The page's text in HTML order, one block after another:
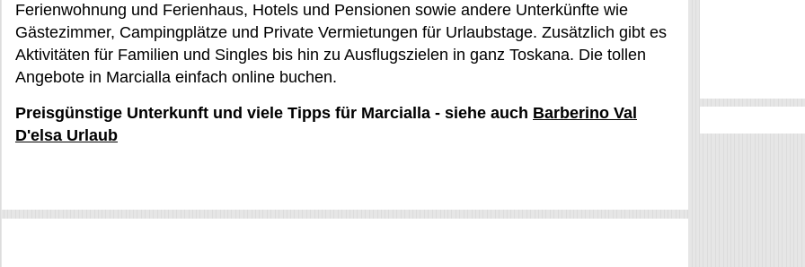
Ferienwohnung und Ferienhaus, Hotels und Pensionen sowie andere Unterkünfte wie
Gästezimmer, Campingplätze und Private Vermietungen für Urlaubstage. Zusätzlich gibt es
Aktivitäten für Familien und Singles bis hin zu Ausflugszielen in ganz Toskana. Die tollen
Angebote in Marcialla einfach online buchen.
Preisgünstige Unterkunft und viele Tipps für Marcialla - siehe auch Barberino Val
D'elsa Urlaub